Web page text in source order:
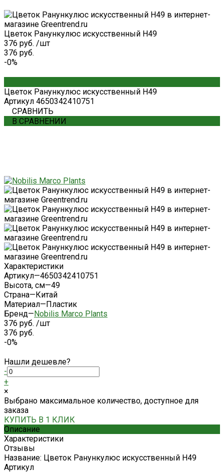
Цветок Ранункулюс искусственный H49
376 руб. /шт
376 руб.
-0%
Цветок Ранункулюс искусственный H49
Артикул 4650342410751
СРАВНИТЬ
В СРАВНЕНИИ
Характеристики
Артикул—4650342410751
Высота, см—49
Страна—Китай
Материал—Пластик
Бренд—Nobilis Marco Plants
376 руб. /шт
376 руб.
-0%
Нашли дешевле?
-
+
×
Выбрано максимальное количество, доступное для
заказа
КУПИТЬ В 1 КЛИК
Описание
Характеристики
Отзывы
Название: Цветок Ранункулюс искусственный H49
Артикул